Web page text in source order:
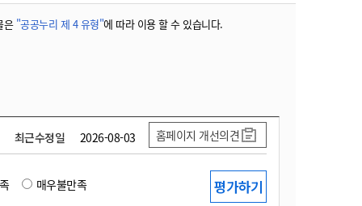
은 "공공누리 제 4 유형"에 따라 이용 할 수 있습니다.
최근수정일 2026-08-03 홈페이지 개선의견
매우불만족